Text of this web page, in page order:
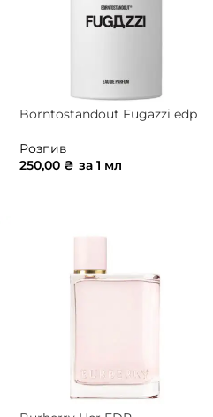
Borntostandout Fugazzi edp
Розпив
250,00 ₴ за 1 мл